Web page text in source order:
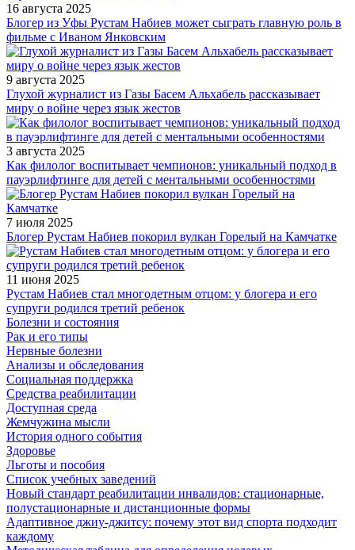
16 августа 2025
Блогер из Уфы Рустам Набиев может сыграть главную роль в
фильме с Иваном Янковским
9 августа 2025
Глухой журналист из Газы Басем Альхабель рассказывает
миру о войне через язык жестов
3 августа 2025
Как филолог воспитывает чемпионов: уникальный подход в
пауэрлифтинге для детей с ментальными особенностями
7 июля 2025
Блогер Рустам Набиев покорил вулкан Горелый на Камчатке
11 июня 2025
Рустам Набиев стал многодетным отцом: у блогера и его
супруги родился третий ребенок
Болезни и состояния
Рак и его типы
Нервные болезни
Анализы и обследования
Социальная поддержка
Средства реабилитации
Доступная среда
Жемчужина мысли
История одного события
Здоровье
Льготы и пособия
Список учебных заведений
Новый стандарт реабилитации инвалидов: стационарные,
полустационарные и дистанционные формы
Адаптивное джиу-джитсу: почему этот вид спорта подходит
каждому